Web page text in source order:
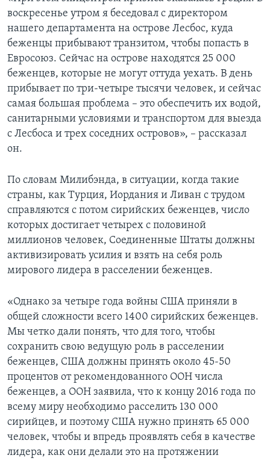
воскресенье утром я беседовал с директором
нашего департамента на острове Лесбос, куда
беженцы прибывают транзитом, чтобы попасть в
Евросоюз. Сейчас на острове находятся 25 000
беженцев, которые не могут оттуда уехать. В день
прибывает по три-четыре тысячи человек, и сейчас
самая большая проблема – это обеспечить их водой,
санитарными условиями и транспортом для выезда
с Лесбоса и трех соседних островов», – рассказал
он.
По словам Милибэнда, в ситуации, когда такие
страны, как Турция, Иордания и Ливан с трудом
справляются с потом сирийских беженцев, число
которых достигает четырех с половиной
миллионов человек, Соединенные Штаты должны
активизировать усилия и взять на себя роль
мирового лидера в расселении беженцев.
«Однако за четыре года войны США приняли в
общей сложности всего 1400 сирийских беженцев.
Мы четко дали понять, что для того, чтобы
сохранить свою ведущую роль в расселении
беженцев, США должны принять около 45-50
процентов от рекомендованного ООН числа
беженцев, а ООН заявила, что к концу 2016 года по
всему миру необходимо расселить 130 000
сирийцев, и поэтому США нужно принять 65 000
человек, чтобы и впредь проявлять себя в качестве
лидера, как они делали это на протяжении